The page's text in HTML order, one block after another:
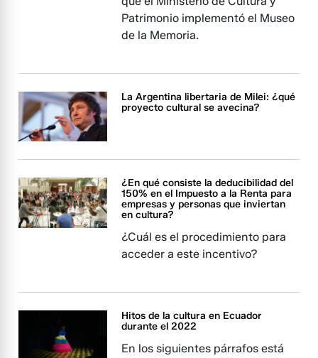
Patrimonio implementó el Museo
de la Memoria.
La Argentina libertaria de Milei: ¿qué
proyecto cultural se avecina?
¿En qué consiste la deducibilidad del
150% en el Impuesto a la Renta para
empresas y personas que inviertan
en cultura?
¿Cuál es el procedimiento para
acceder a este incentivo?
Hitos de la cultura en Ecuador
durante el 2022
En los siguientes párrafos está